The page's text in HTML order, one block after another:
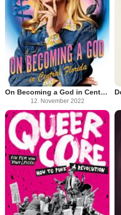
On Becoming a God in Central Florida
12. November 2022